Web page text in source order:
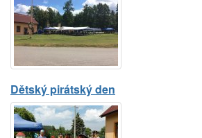
Dětský pirátský den